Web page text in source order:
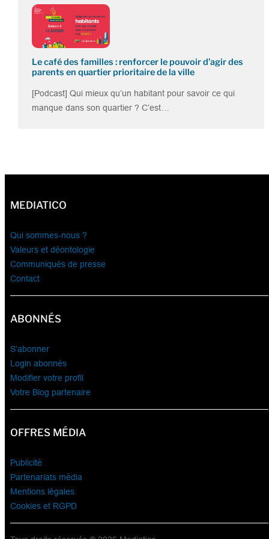
Le café des familles : renforcer le pouvoir d’agir des
parents en quartier prioritaire de la ville
[Podcast] Qui mieux qu’un habitant pour savoir ce qui
manque dans son quartier ? C’est…
MEDIATICO
Qui sommes-nous ?
Valeurs et déontologie
Communiqués de presse
Contact
ABONNÉS
S’abonner
Login abonnés
Modifier votre profil
Votre Blog partenaire
OFFRES MÉDIA
Publicité
Partenariats média
Mentions légales
Cookies et RGPD